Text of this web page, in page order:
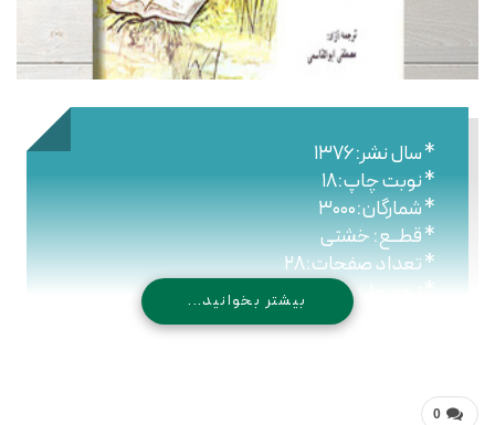
* سال نشر:۱۳۷۶
* نوبت چاپ:۱۸
* شمارگان:۳۰۰۰
* قطــع: خشتی
* تعداد صفحات:۲۸
* نـوع جلـد: شومیزبیشتر بخوانید...
0